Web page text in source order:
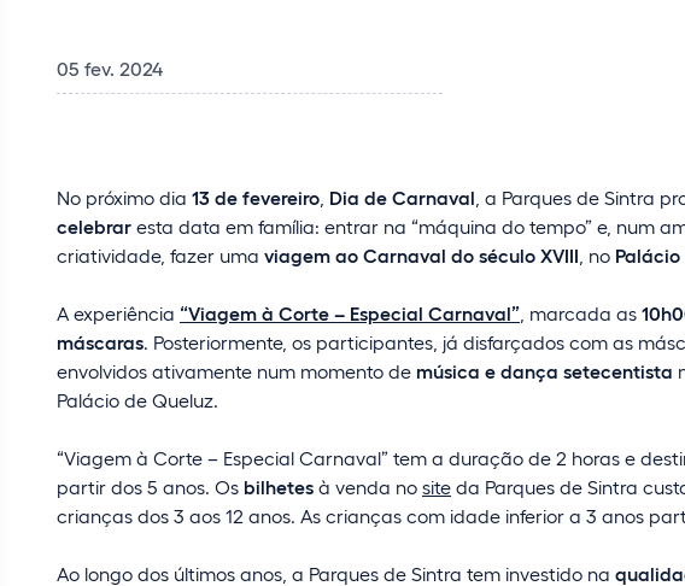
05 fev. 2024
No próximo dia 13 de fevereiro Dia de Carnaval , a Parques de Sintra
celebrar esta data em família: entrar na “máquina do tempo” e, num
criatividade, fazer uma viagem ao Carnaval do século XVIII , no
A experiência “Viagem à Corte – Especial Carnaval” , marcada as
máscaras. Posteriormente, os participantes, já disfarçados com as
envolvidos ativamente num momento de música e dança setecentista
Palácio de Queluz.
“Viagem à Corte – Especial Carnaval” tem a duração de 2 horas e
partir dos 5 anos. Os bilhetes à venda no site da Parques de Sintra
crianças dos 3 aos 12 anos. As crianças com idade inferior a 3 anos
Ao longo dos últimos anos, a Parques de Sintra tem investido na